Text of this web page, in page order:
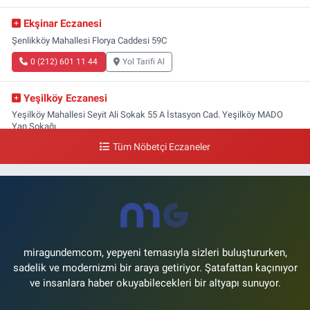
Ekşinar Eczanesi
Şenlikköy Mahallesi Florya Caddesi 59C
0 (212) 601 11 44 Yol Tarifi Al
Yeşilköy Eczanesi
Yeşilköy Mahallesi Seyit Ali Sokak 55 A İstasyon Cad. Yeşilköy MADO
Yan Sokağı
Yol Tarifi Al
Ataköy 3-4-11. Kısım Mahallesi Dr. Remzi Kazancıgil Caddesi Ataköy
4.Kısım Çarşısı No:12 Ataköy 4.Kısım Çarşısı
Tüm Nöbetçi Eczaneler
miragundemcom, yepyeni temasıyla sizleri buluştururken,
sadelik ve modernizmi bir araya getiriyor. Şatafattan kaçınıyor
ve insanlara haber okuyabilecekleri bir altyapı sunuyor.